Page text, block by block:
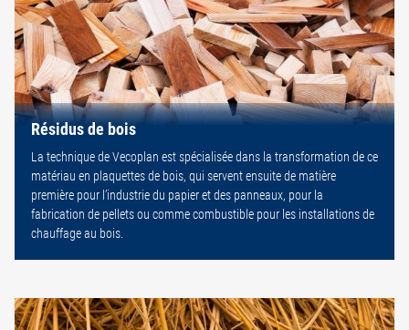
Résidus de bois
La technique de Vecoplan est spécialisée dans la transformation de ce
matériau en plaquettes de bois, qui servent ensuite de matière
première pour l’industrie du papier et des panneaux, pour la
fabrication de pellets ou comme combustible pour les installations de
chauffage au bois.